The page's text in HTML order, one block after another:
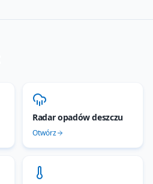
Radar opadów deszczu
Otwórz